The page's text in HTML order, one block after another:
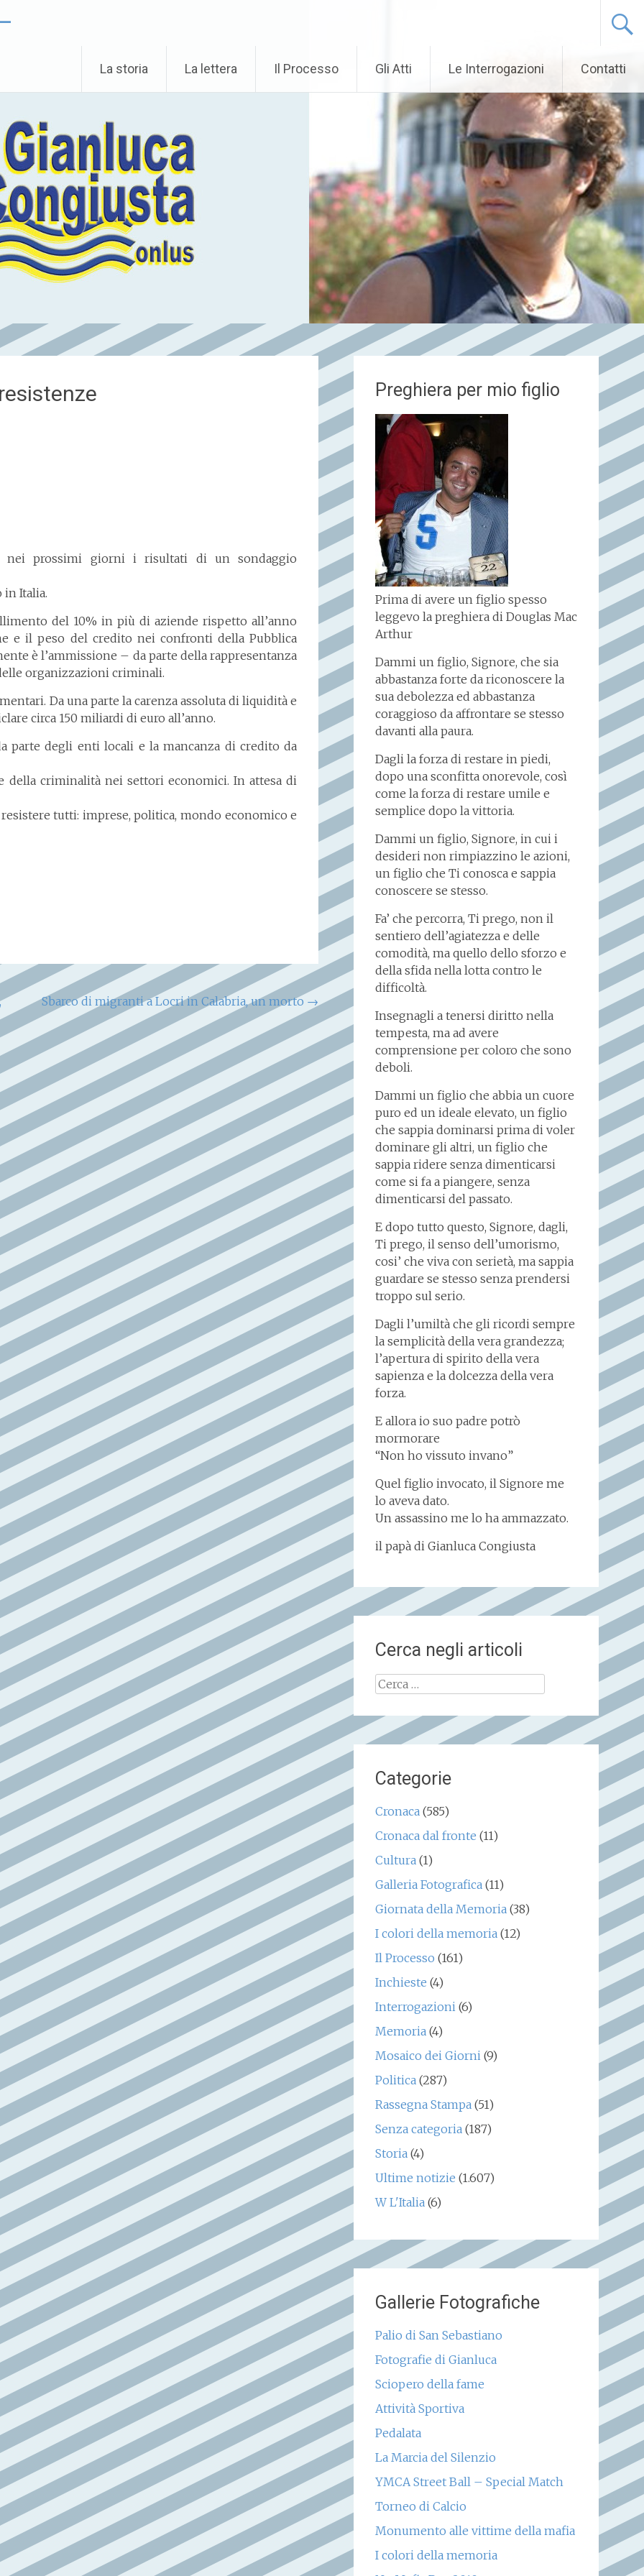
La storia La lettera Il Processo Gli Atti Le Interrogazioni Contatti
nei prossimi giorni irisultati di un sondaggio
in Italia.
del 10% in più di aziende rispetto all’anno
e il peso del credito nei confronti della Pubblica
è l’ammissione – da parte della rappresentanza
organizzazioni criminali.
Da unaparte la carenza assoluta di liquidità e
circa 150 miliardi di euro all’anno.
parte degli enti locali e la mancanza di credito da
della criminalità neisettori economici. In attesa di
tutti: imprese, politica, mondo economico e
Sbarco di migranti a Locri in Calabria, un morto →
Preghiera per mio figlio
Prima di avere un figlio spesso
leggevo la preghiera di Douglas Mac
Arthur
Dammi un figlio, Signore, che sia
abbastanza forte da riconoscere la
sua debolezza ed abbastanza
coraggioso da affrontare se stesso
davanti alla paura.
Dagli la forza di restare in piedi,
dopo una sconfitta onorevole, così
come la forza di restare umile e
semplice dopo la vittoria.
Dammi un figlio, Signore, in cui i
desideri non rimpiazzino le azioni,
un figlio che Ti conosca e sappia
conoscere se stesso.
Fa’ che percorra, Ti prego, non il
sentiero dell’agiatezza e delle
comodità, ma quello dello sforzo e
della sfida nella lotta contro le
difficoltà.
Insegnagli a tenersi diritto nella
tempesta, ma ad avere
comprensione per coloro che sono
deboli.
Dammi un figlio che abbia un cuore
puro ed un ideale elevato, un figlio
che sappia dominarsi prima di voler
dominare gli altri, un figlio che
sappia ridere senza dimenticarsi
come si fa a piangere, senza
dimenticarsi del passato.
E dopo tutto questo, Signore, dagli,
Ti prego, il senso dell’umorismo,
cosi’ che viva con serietà, ma sappia
guardare se stesso senza prendersi
troppo sul serio.
Dagli l’umiltà che gli ricordi sempre
la semplicità della vera grandezza;
l’apertura di spirito della vera
sapienza e la dolcezza della vera
forza.
E allora io suo padre potrò
mormorare
“Non ho vissuto invano”
Quel figlio invocato, il Signore me
lo aveva dato.
Un assassino me lo ha ammazzato.
il papà di Gianluca Congiusta
Cerca negli articoli
Ricerca
Categorie
Cronaca(585)
Cronaca dal fronte (11)
Cultura(1)
Galleria Fotografica(11)
Giornata della Memoria(38)
I colori della memoria(12)
Il Processo (161)
Inchieste (4)
Interrogazioni(6)
Memoria(4)
Mosaico dei Giorni(9)
Politica(287)
Rassegna Stampa(51)
Senza categoria(187)
Storia(4)
Ultime notizie (1.607)
W L'Italia(6)
Gallerie Fotografiche
Palio di San Sebastiano
Fotografie di Gianluca
Sciopero della fame
Attività Sportiva
Pedalata
La Marcia del Silenzio
YMCA Street Ball – Special Match
Torneo di Calcio
Monumento alle vittime della mafia
I colori della memoria